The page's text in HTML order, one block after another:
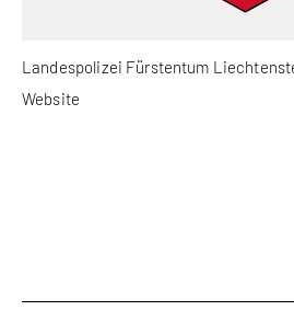
Gewerbeweg 4
Postfach 1267
FL-9490 Vaduz
+423 236 71 11
Landespolizei Fürstentum
Website